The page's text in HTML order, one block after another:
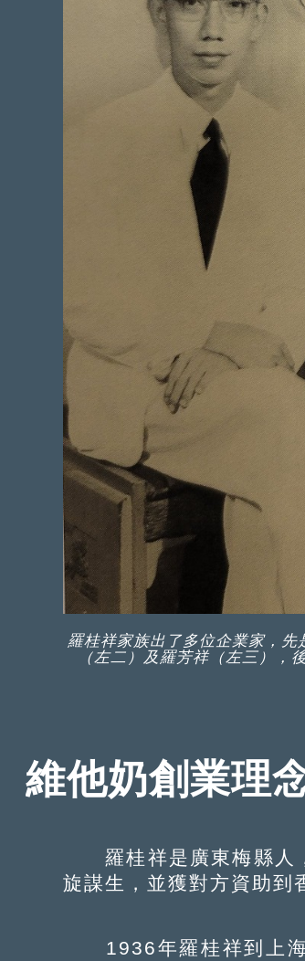
羅桂祥家族出了多位企業家，
（左二）及羅芳祥（左三），
維他奶創業理
羅桂祥是廣東梅縣人，
旋謀生，並獲對方資助到
1936年羅桂祥到上海